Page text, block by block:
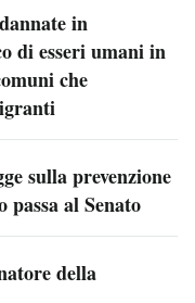
in
di esseri umani in
che
sulla prevenzione
al Senato
della